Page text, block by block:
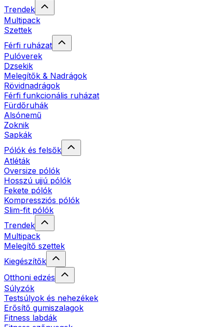
Trendek
Multipack
Szettek
Férfi ruházat
Pulóverek
Dzsekik
Melegítők & Nadrágok
Rövidnadrágok
Férfi funkcionális ruházat
Fürdőruhák
Alsónemű
Zoknik
Sapkák
Pólók és felsők
Atléták
Oversize pólók
Hosszú ujjú pólók
Fekete pólók
Kompressziós pólók
Slim-fit pólók
Trendek
Multipack
Melegítő szettek
Kiegészítők
Otthoni edzés
Súlyzók
Testsúlyok és nehezékek
Erősítő gumiszalagok
Fitness labdák